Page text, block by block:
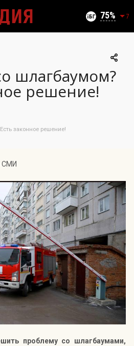
25.07 06.08
–
Безопасности ГВАРДИЯ для
жителей города от
>>
шлагбаумом?
решение!
законное решение!
СМИ
проблему со шлагбаумами,